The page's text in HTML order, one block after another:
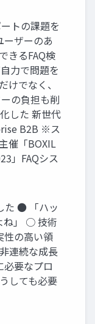
トの課題を
ーザーのあ
きるFAQ検
⼒で問題を
けでなく、
の負担も削
した 新世代
B2B ※ス
催「BOXIL
」FAQシス
た ● 「ハッ
ね」 ○ 技術
性の⾼い領
連続な成⻑
必要なプロ
しても必要